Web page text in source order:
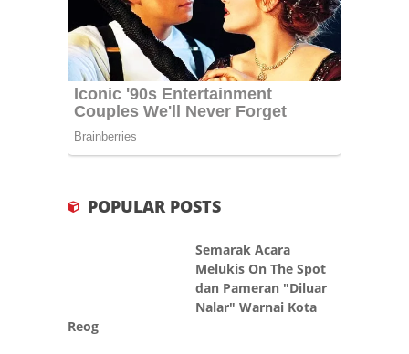
POPULAR POSTS
Semarak Acara
Melukis On The Spot
dan Pameran "Diluar
Nalar" Warnai Kota
Reog